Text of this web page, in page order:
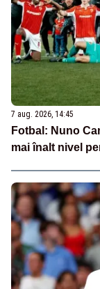
7 aug. 2026, 14:45
Fotbal: Nuno
mai înalt nivel